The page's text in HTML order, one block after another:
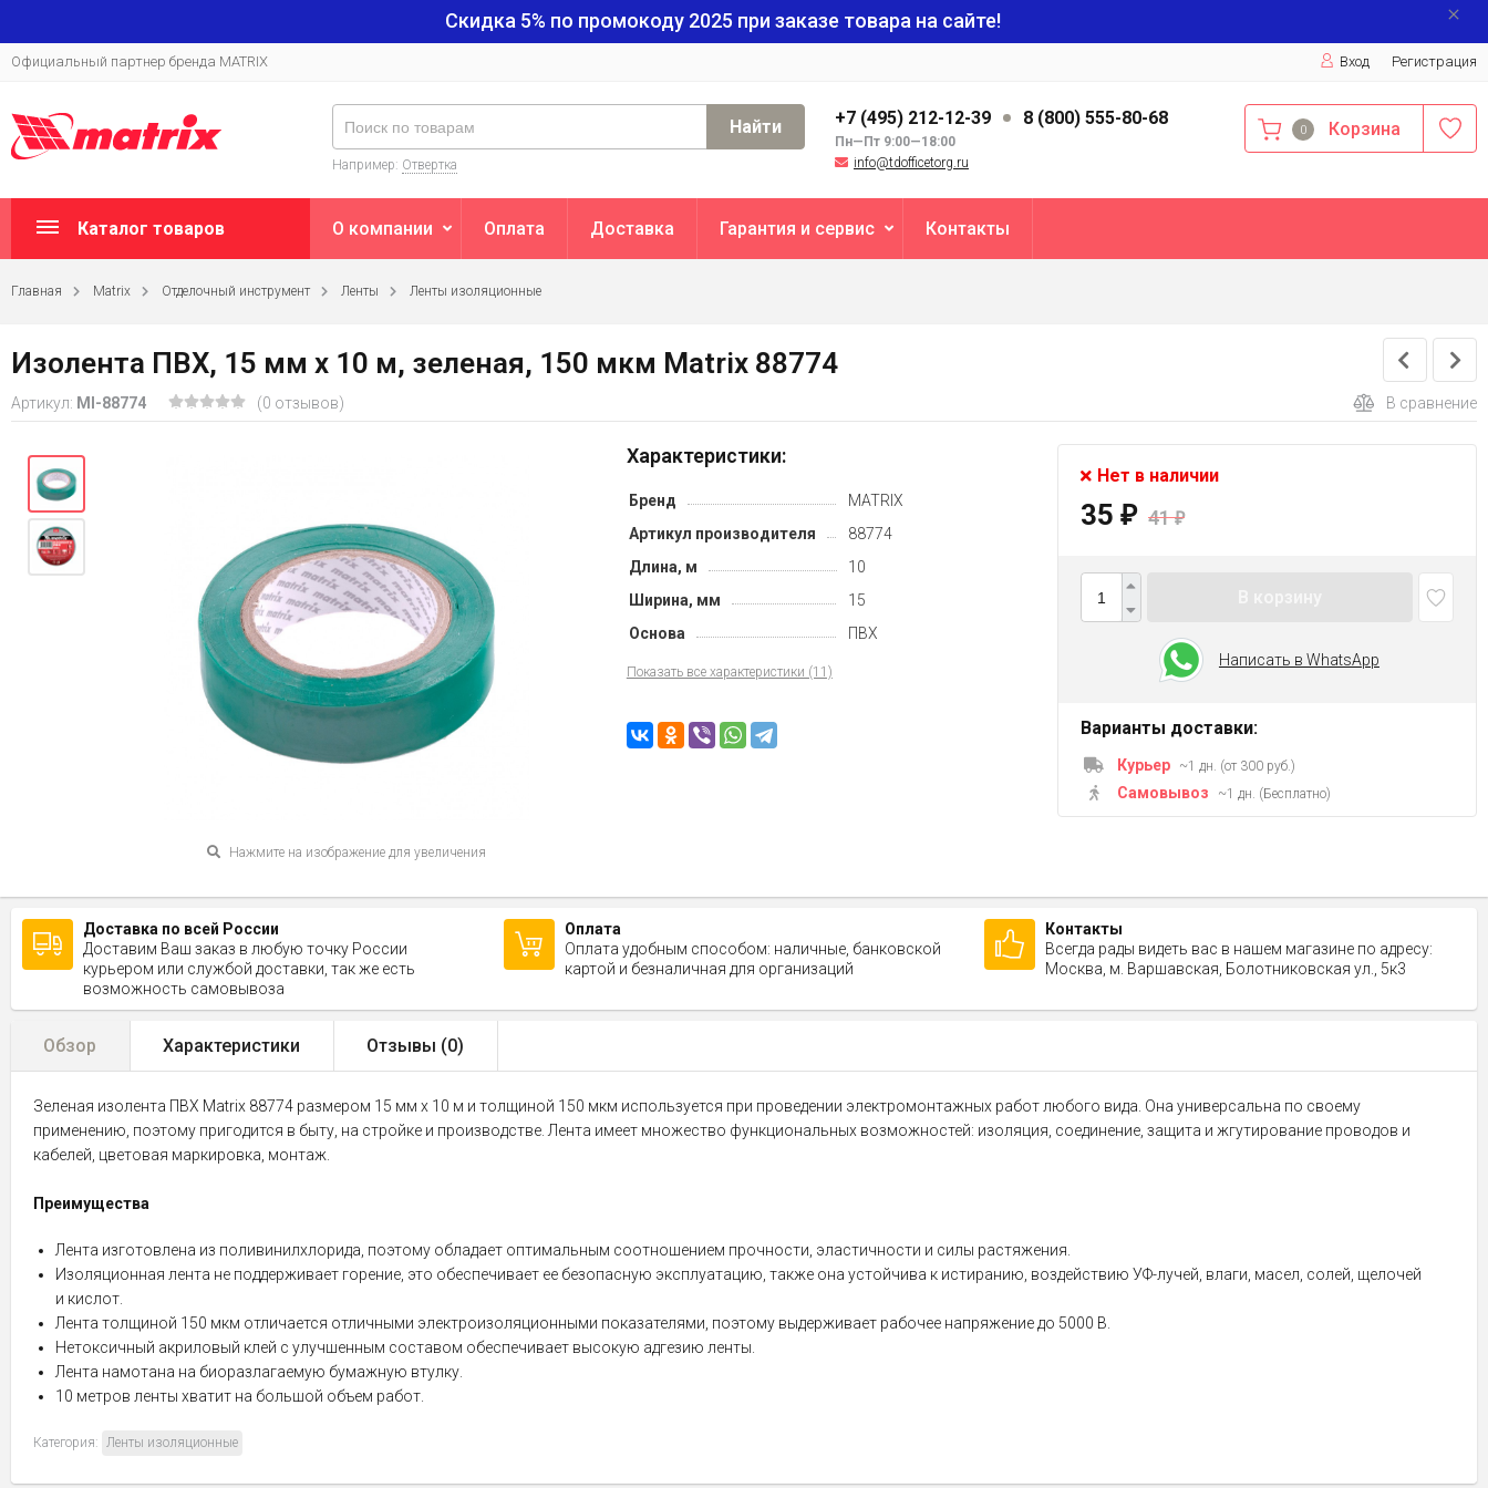
Скидка 5% по промокоду 2025 при заказе товара на сайте!
Официальный партнер бренда MATRIX Вход Регистрация
+7 (495) 212-12-39 8 (800) 555-80-68
Пн—Пт 9:00—18:00
info@tdofficetorg.ru
Найти
Например: Отвертка
0 Корзина
Каталог товаров О компании Оплата Доставка Гарантия и сервис Контакты
Главная Matrix Отделочный инструмент Ленты Ленты изоляционные
Изолента ПВХ, 15 мм х 10 м, зеленая, 150 мкм Matrix 88774
Артикул: MI-88774 (0 отзывов) В сравнение
Нажмите на изображение для увеличения
Характеристики:
Бренд
MATRIX
Артикул производителя
88774
Длина, м
10
Ширина, мм
15
Основа
ПВХ
Показать все характеристики (11)
Нет в наличии
35 ₽ 41₽
Написать в WhatsApp
Варианты доставки:
Курьер ~1 дн. (от 300 руб.)
Самовывоз ~1 дн. (Бесплатно)
Доставка по всей России
Доставим Ваш заказ в любую точку России
курьером или службой доставки, так же есть
возможность самовывоза
Оплата
Оплата удобным способом: наличные, банковской
картой и безналичная для организаций
Контакты
Всегда рады видеть вас в нашем магазине по адресу:
Москва, м. Варшавская, Болотниковская ул., 5к3
Обзор Характеристики Отзывы (0)
Зеленая изолента ПВХ Matrix 88774 размером 15 мм х 10 м и толщиной 150 мкм используется при проведении электромонтажных работ любого вида. Она универсальна по своему
применению, поэтому пригодится в быту, на стройке и производстве. Лента имеет множество функциональных возможностей: изоляция, соединение, защита и жгутирование проводов и
кабелей, цветовая маркировка, монтаж.
Преимущества
Лента изготовлена из поливинилхлорида, поэтому обладает оптимальным соотношением прочности, эластичности и силы растяжения.
Изоляционная лента не поддерживает горение, это обеспечивает ее безопасную эксплуатацию, также она устойчива к истиранию, воздействию УФ-лучей, влаги, масел, солей, щелочей
и кислот.
Лента толщиной 150 мкм отличается отличными электроизоляционными показателями, поэтому выдерживает рабочее напряжение до 5000 В.
Нетоксичный акриловый клей с улучшенным составом обеспечивает высокую адгезию ленты.
Лента намотана на биоразлагаемую бумажную втулку.
10 метров ленты хватит на большой объем работ.
Категория: Ленты изоляционные